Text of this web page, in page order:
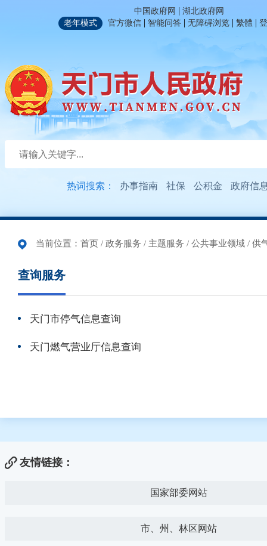
中国政府网 | 湖北政府网
老年模式
官方微信 | 智能问答 | 无障碍浏览 | 繁體 |
热词搜索： 办事指南 社保 公积金 政府信
当前位置： 首页 / 政务服务 / 主题服务 / 公共事业领域 / 供
查询服务
天门市停气信息查询
天门燃气营业厅信息查询
友情链接：
国家部委网站
市、州、林区网站